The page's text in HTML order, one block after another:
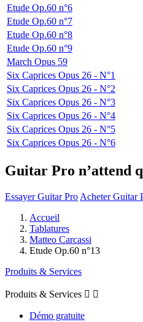
Etude Op.60 n°6
Etude Op.60 n°7
Etude Op.60 n°8
Etude Op.60 n°9
March Opus 59
Six Caprices Opus 26 - N°1
Six Caprices Opus 26 - N°2
Six Caprices Opus 26 - N°3
Six Caprices Opus 26 - N°4
Six Caprices Opus 26 - N°5
Six Caprices Opus 26 - N°6
Guitar Pro n’attend
Essayer Guitar Pro Acheter Guitar
Accueil
Tablatures
Matteo Carcassi
Etude Op.60 n°13
Produits & Services
Produits & Services  
Démo gratuite